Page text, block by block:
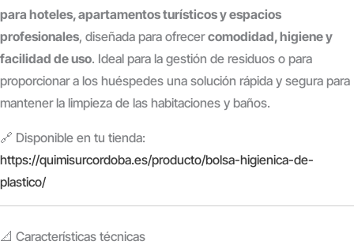
para hoteles, apartamentos turísticos y espacios
profesionales, diseñada para ofrecercomodidad, higiene y
facilidad de uso. Ideal para la gestión de residuos o para
proporcionar a los huéspedes una solución rápida y segura para
mantener la limpieza de las habitaciones y baños.
🔗 Disponible en tu tienda:
https://quimisurcordoba.es/producto/bolsa-higienica-de-
plastico/
📐 Características técnicas